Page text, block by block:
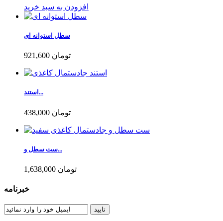
افزودن به سبد خرید
سطل استوانه ای
921,600 تومان
استند...
438,000 تومان
ست سطل و...
1,638,000 تومان
خبرنامه
تایید